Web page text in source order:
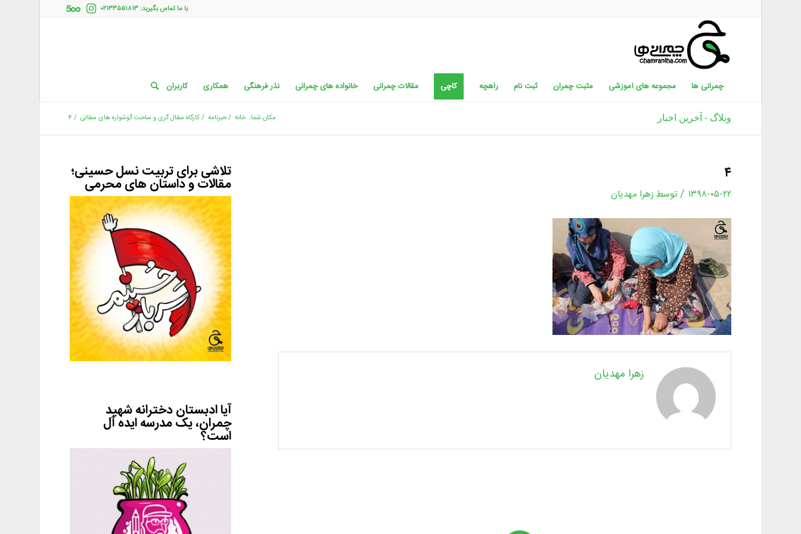
با ما تماس بگیرید: ۰۲۱۳۳۵۵۱۸۱۳
چمرانی ها مجموعه های آموزشی مثبت چمران ثبت نام راهچه کاچی مقالات چمرانی خانواده های چمرانی نذر فرهنگی همکاری کاربران
وبلاگ - آخرین اخبار مکان شما: خانه /خبرنامه /کارگاه سفال گری و ساخت گوشواره های سفالی / ۴
۴
۱۳۹۸-۰۵-۲۲ / توسط زهرا مهدیان
زهرا مهدیان
تلاشی برای تربیت نسل حسینی؛
مقالات و داستان های محرمی
آیا ادبستان دخترانه شهید
چمران، یک مدرسه ایده آل
است؟